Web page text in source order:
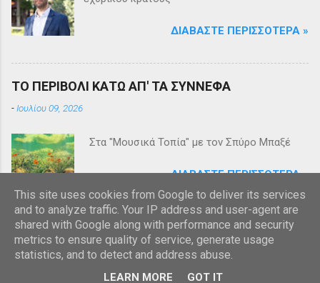
ΔΙΑΒΆΣΤΕ ΠΕΡΙΣΣΌΤΕΡΑ »
ΤΟ ΠΕΡΙΒΟΛΙ ΚΑΤΩ ΑΠ' ΤΑ ΣΥΝΝΕΦΑ
- Ιουλίου 09, 2026
Στα "Μουσικά Τοπία" με τον Σπύρο Μπαξέ
ΔΙΑΒΆΣΤΕ ΠΕΡΙΣΣΌΤΕΡΑ »
This site uses cookies from Google to deliver its services
and to analyze traffic. Your IP address and user-agent are
shared with Google along with performance and security
metrics to ensure quality of service, generate usage
statistics, and to detect and address abuse.
LEARN MORE GOT IT